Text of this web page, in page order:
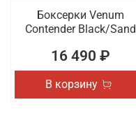
Боксерки Venum
Contender Black/Sand
16 490 ₽
В корзину